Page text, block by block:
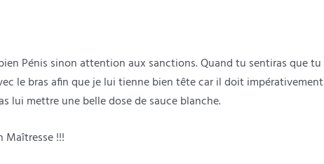
Pénis sinon attention aux sanctions. Quand tu sentiras que tu
le bras afin que je lui tienne bien tête car il doit impérativement
lui mettre une belle dose de sauce blanche.
Maîtresse !!!